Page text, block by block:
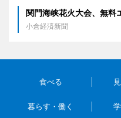
関門海峡花火大会、無料
小倉経済新聞
食べる
暮らす・働く